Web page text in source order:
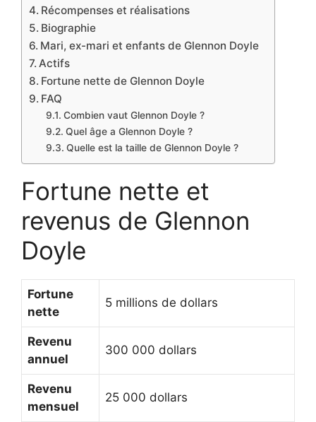
Récompenses et réalisations
Biographie
Mari, ex-mari et enfants de Glennon Doyle
Actifs
Fortune nette de Glennon Doyle
FAQ
Combien vaut Glennon Doyle ?
Quel âge a Glennon Doyle ?
Quelle est la taille de Glennon Doyle ?
Fortune nette et
revenus de Glennon
Doyle
Fortune
nette
5 millions de dollars
Revenu
annuel
300 000 dollars
Revenu
mensuel
25 000 dollars